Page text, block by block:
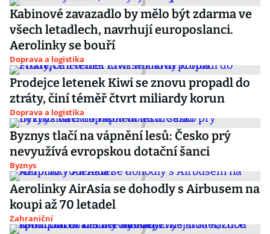
Kabinové zavazadlo by mělo být zdarma ve
všech letadlech, navrhují europoslanci.
Aerolinky se bouří
Doprava a logistika
Prodejce letenek Kiwi se znovu propadl do
ztráty, činí téměř čtvrt miliardy korun
Doprava a logistika
Byznys tlačí na vápnění lesů: Česko prý
nevyužívá evropskou dotační šanci
Byznys
Aerolinky AirAsia se dohodly s Airbusem na
koupi až 70 letadel
Zahraniční